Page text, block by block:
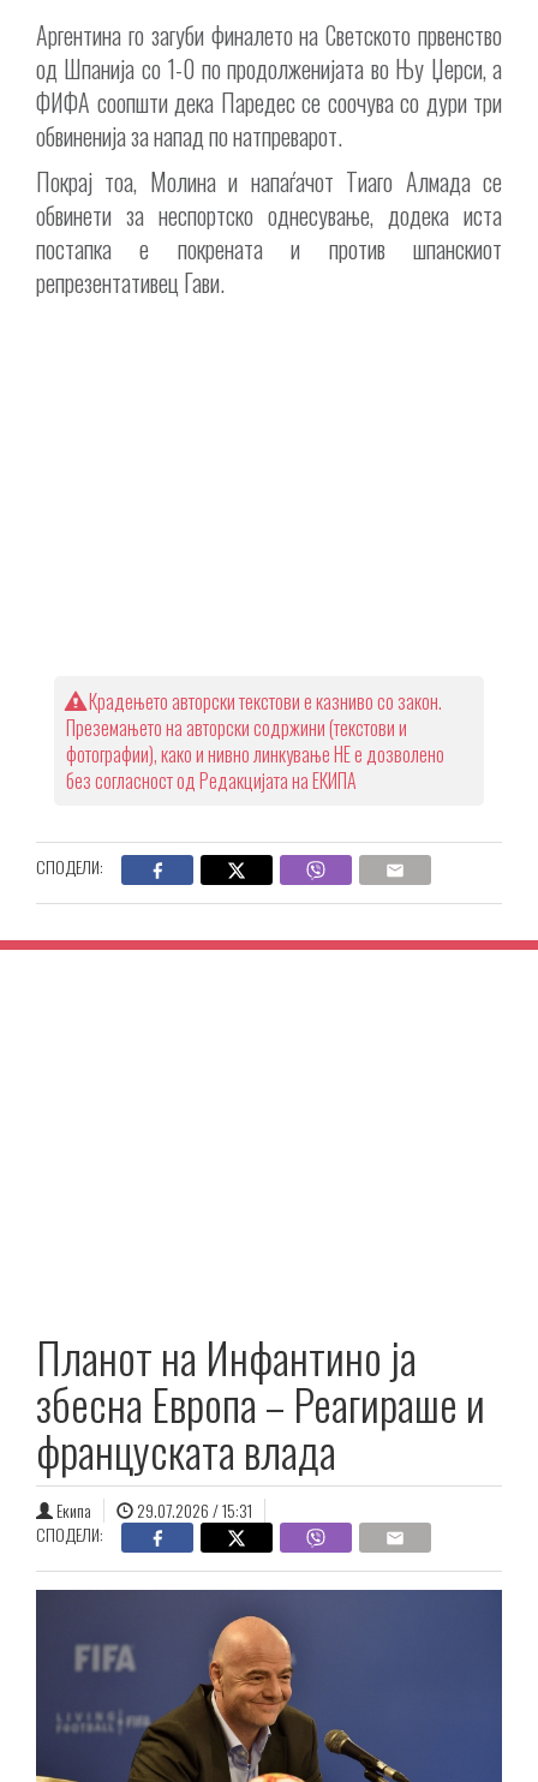
Аргентина го загуби финалето на Светското првенство
од Шпанија со 1-0 по продолженијата во Њу Џерси, а
ФИФА соопшти дека Паредес се соочува со дури три
обвиненија за напад по натпреварот.
Покрај тоа, Молина и напаѓачот Тиаго Алмада се
обвинети за неспортско однесување, додека иста
постапка е покрената и против шпанскиот
репрезентативец Гави.
Крадењето авторски текстови е казниво со закон.
Преземањето на авторски содржини (текстови и
фотографии), како и нивно линкување НЕ е дозволено
без согласност од Редакцијата на ЕКИПА
СПОДЕЛИ:
Планот на Инфантино ја
збесна Европа – Реагираше и
француската влада
Екипа
29.07.2026 / 15:31
СПОДЕЛИ: